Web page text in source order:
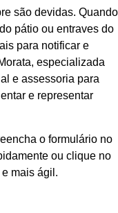
são devidas. Quando
pátio ou entraves do
para notificar e
especializada
e assessoria para
e representar
o formulário no
ou clique no
mais ágil.